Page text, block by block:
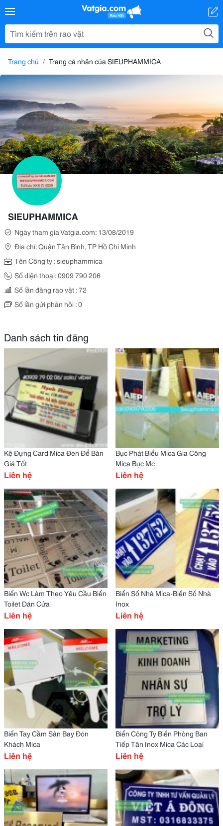
Trang chủ Trang cá nhân của SIEUPHAMMICA
SIEUPHAMMICA
Ngày tham gia Vatgia.com: 13/08/2019
Địa chỉ: Quận Tân Bình, TP Hồ Chí Minh
Tên Công ty : sieuphammica
Số điện thoại: 0909 790 206
Số lần đăng rao vặt : 72
Số lần gửi phản hồi : 0
Danh sách tin đăng
Kệ Đựng Card Mica Đen Để Bàn
Giá Tốt
Liên hệ
Bục Phát Biểu Mica Gia Công
Mica Bục Mc
Liên hệ
Biển Wc Làm Theo Yêu Cầu Biển
Toilet Dán Cửa
Liên hệ
Biển Số Nhà Mica-Biển Số Nhà
Inox
Liên hệ
Biển Tay Cầm Sân Bay Đón
Khách Mica
Liên hệ
Biển Công Ty Biển Phòng Ban
Tiếp Tân Inox Mica Các Loại
Liên hệ